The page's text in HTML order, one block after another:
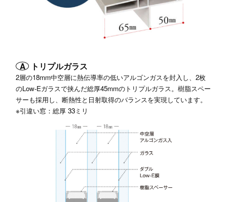
A トリプルガラス
2層の18mm中空層に熱伝導率の低いアルゴンガスを封入し、2枚
のLow-Eガラスで挟んだ総厚45mmのトリプルガラス。樹脂スペー
サーも採用し、断熱性と日射取得のバランスを実現しています。
※引違い窓：総厚 33ミリ